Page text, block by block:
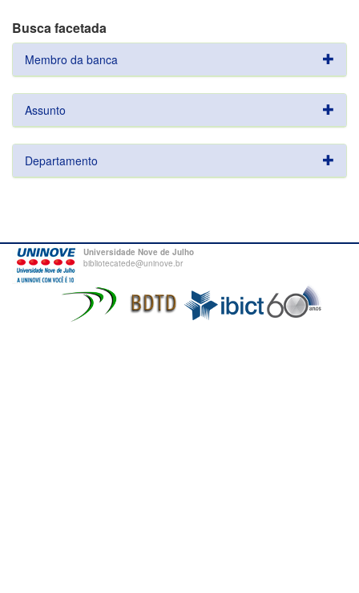
Busca facetada
Membro da banca
Assunto
Departamento
Universidade Nove de Julho
bibliotecatede@uninove.br